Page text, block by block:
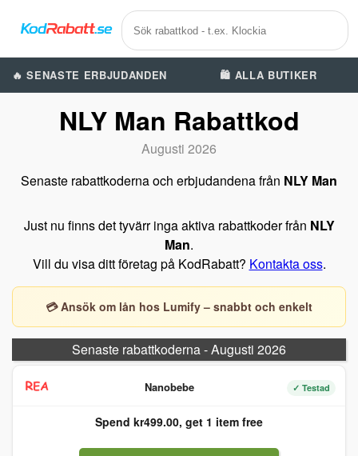
🔥 SENASTE ERBJUDANDEN 🛍️ ALLA BUTIKER
NLY Man Rabattkod
Augusti 2026
Senaste rabattkoderna och erbjudandena från NLY Man
Just nu finns det tyvärr inga aktiva rabattkoder från NLY
Man.
Vill du visa ditt företag på KodRabatt? Kontakta oss.
💳 Ansök om lån hos Lumify – snabbt och enkelt
Senaste rabattkoderna - Augusti 2026
Nanobebe ✓ Testad
Spend kr499.00, get 1 item free